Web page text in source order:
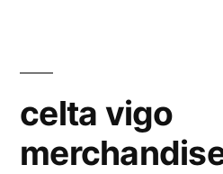
celta vigo